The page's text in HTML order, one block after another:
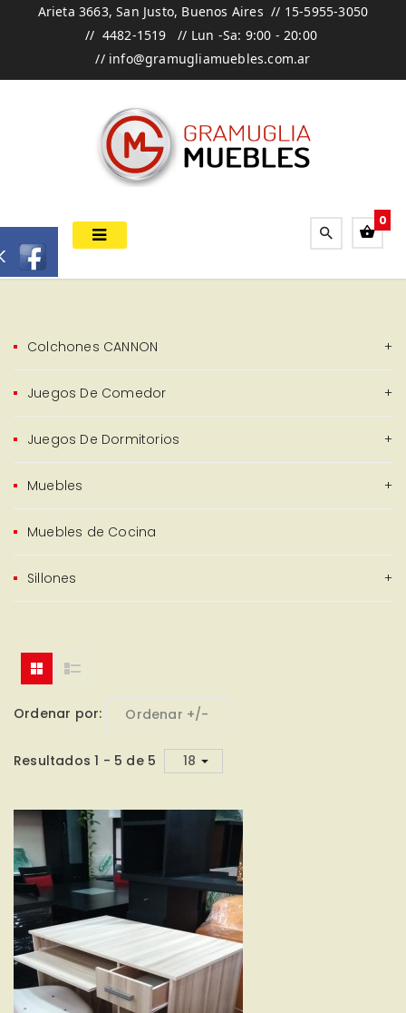
Arieta 3663, San Justo, Buenos Aires // 15-5955-3050
// 4482-1519 // Lun -Sa: 9:00 - 20:00
// info@gramugliamuebles.com.ar
0
Colchones CANNON
Juegos De Comedor
Juegos De Dormitorios
Muebles
Muebles de Cocina
Sillones
Ordenar por Ordenar +/-
Resultados 1 - 5 de 5